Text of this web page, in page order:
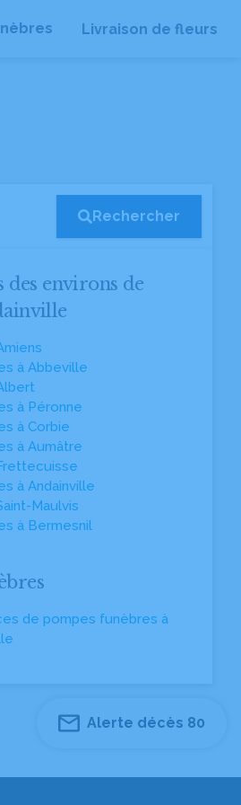
Livraison de fleurs
Rechercher
des environs de
à Abbeville
à Péronne
à Corbie
à Aumâtre
à Andainville
Maulvis
à Bermesnil
de pompes funèbres à
Alerte décès 80